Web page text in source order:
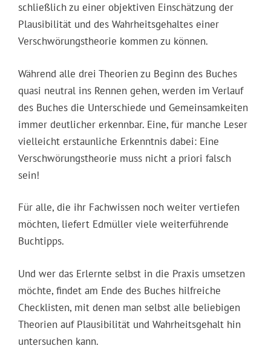
schließlich zu einer objektiven Einschätzung der
Plausibilität und des Wahrheitsgehaltes einer
Verschwörungstheorie kommen zu können.
Während alle drei Theorien zu Beginn des Buches
quasi neutral ins Rennen gehen, werden im Verlauf
des Buches die Unterschiede und Gemeinsamkeiten
immer deutlicher erkennbar. Eine, für manche Leser
vielleicht erstaunliche Erkenntnis dabei: Eine
Verschwörungstheorie muss nicht a priori falsch
sein!
Für alle, die ihr Fachwissen noch weiter vertiefen
möchten, liefert Edmüller viele weiterführende
Buchtipps.
Und wer das Erlernte selbst in die Praxis umsetzen
möchte, findet am Ende des Buches hilfreiche
Checklisten, mit denen man selbst alle beliebigen
Theorien auf Plausibilität und Wahrheitsgehalt hin
untersuchen kann.